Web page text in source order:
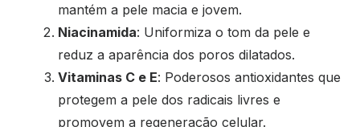
mantém a pele macia e jovem.
Niacinamida: Uniformiza o tom da pele e
reduz a aparência dos poros dilatados.
Vitaminas C e E: Poderosos antioxidantes que
protegem a pele dos radicais livres e
promovem a regeneração celular.